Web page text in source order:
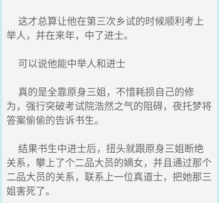
这才总算让他在第三次乡试的时候顺利考上
举人，并在来年，中了进士。
可以说他能中举人和进士
真的是全靠原身三姐，不惜耗损自己的修
为，强行突破考试院浩然之气的阻碍，夜托梦将
答案偷偷的告诉书生。
结果书生中进士后，扭头就跟原身三姐断绝
关系，攀上了个二品大员的嫡女，并且通过那个
二品大员的关系，联系上一位真道士，把她那三
姐害死了。